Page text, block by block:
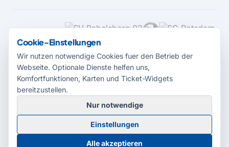
MEDIENPARTNER
© 2026 Radio Potsdam. Webseite entwickelt durch dieMedienagentur
Babelsberg
BarrierefreiheitserklärungAGBDatenschutzImpressum
Cookie-Einstellungen
Wir nutzen notwendige Cookies fuer den Betrieb der
Webseite. Optionale Dienste helfen uns,
Komfortfunktionen, Karten und Ticket-Widgets
bereitzustellen.
Nur notwendige
Einstellungen
Alle akzeptieren